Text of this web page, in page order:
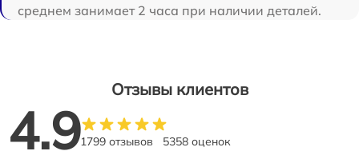
среднем занимает 2 часа при наличии деталей.
Отзывы клиентов
4.91799 отзывов 5358 оценок